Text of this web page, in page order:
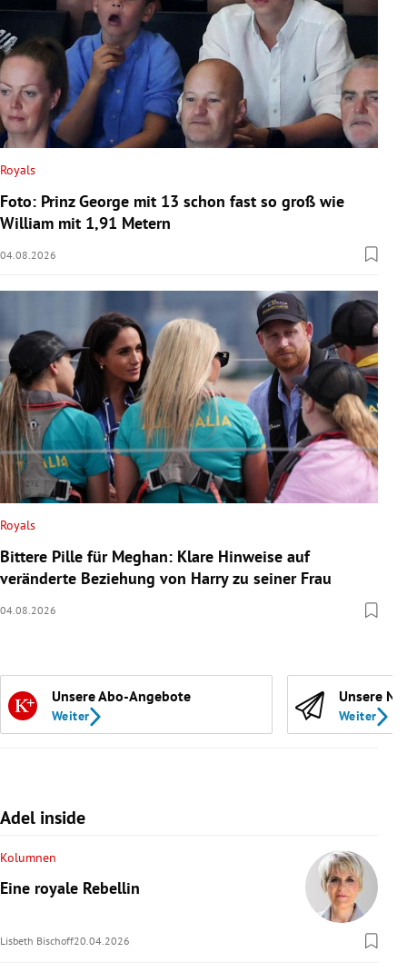
Royals
Foto: Prinz George mit 13 schon fast so groß wie
William mit 1,91 Metern
04.08.2026
Royals
Bittere Pille für Meghan: Klare Hinweise auf
veränderte Beziehung von Harry zu seiner Frau
04.08.2026
Unsere Abo-Angebote
Weiter
Unsere
Weiter
Adel inside
Kolumnen
Eine royale Rebellin
Lisbeth Bischoff20.04.2026